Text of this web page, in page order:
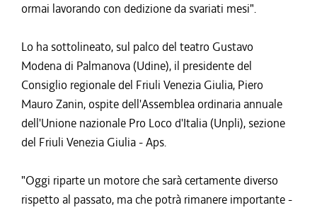
ormai lavorando con dedizione da svariati mesi".
Lo ha sottolineato, sul palco del teatro Gustavo
Modena di Palmanova (Udine), il presidente del
Consiglio regionale del Friuli Venezia Giulia, Piero
Mauro Zanin, ospite dell'Assemblea ordinaria annuale
dell'Unione nazionale Pro Loco d'Italia (Unpli), sezione
del Friuli Venezia Giulia - Aps.
"Oggi riparte un motore che sarà certamente diverso
rispetto al passato, ma che potrà rimanere importante -